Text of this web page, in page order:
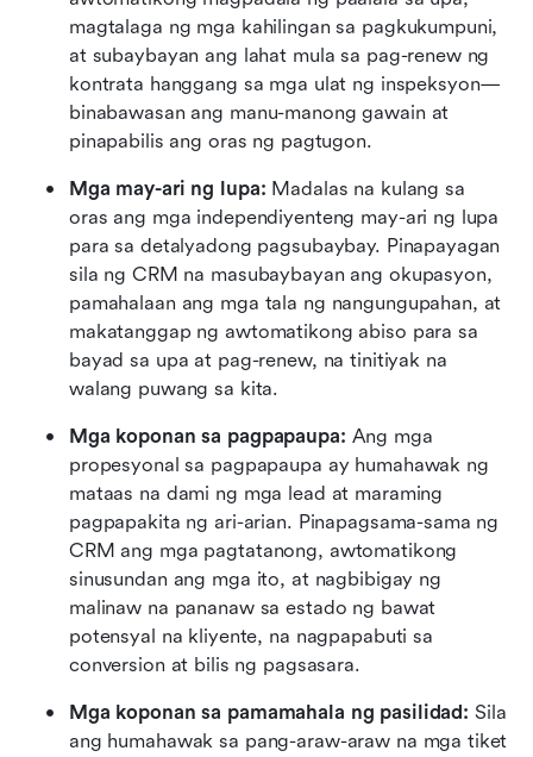
magtalaga ng mga kahilingan sa pagkukumpuni,
at subaybayan ang lahat mula sa pag-renew ng
kontrata hanggang sa mga ulat ng inspeksyon—
binabawasan ang manu-manong gawain at
pinapabilis ang oras ng pagtugon.
Mga may-ari ng lupa: Madalas na kulang sa
oras ang mga independiyenteng may-ari ng lupa
para sa detalyadong pagsubaybay. Pinapayagan
sila ng CRM na masubaybayan ang okupasyon,
pamahalaan ang mga tala ng nangungupahan, at
makatanggap ng awtomatikong abiso para sa
bayad sa upa at pag-renew, na tinitiyak na
walang puwang sa kita.
Mga koponan sa pagpapaupa: Ang mga
propesyonal sa pagpapaupa ay humahawak ng
mataas na dami ng mga lead at maraming
pagpapakita ng ari-arian. Pinapagsama-sama ng
CRM ang mga pagtatanong, awtomatikong
sinusundan ang mga ito, at nagbibigay ng
malinaw na pananaw sa estado ng bawat
potensyal na kliyente, na nagpapabuti sa
conversion at bilis ng pagsasara.
Mga koponan sa pamamahala ng pasilidad: Sila
ang humahawak sa pang-araw-araw na mga tiket